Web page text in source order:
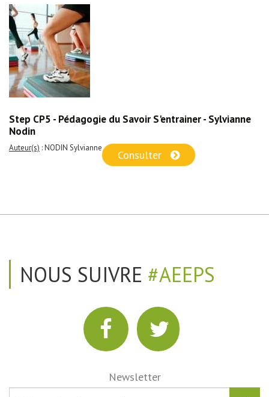
Step CP5 - Pédagogie du Savoir S'entrainer - Sylvianne
Nodin
Auteur(s) : NODIN Sylvianne
Consulter
NOUS SUIVRE #AEEPS
Newsletter